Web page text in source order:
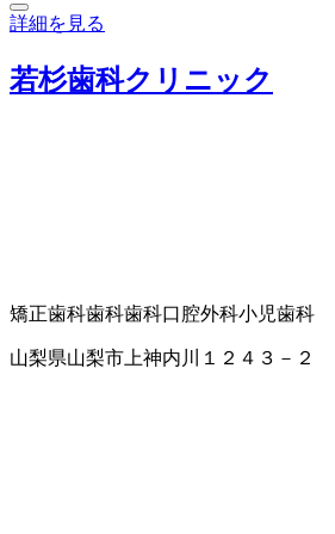
詳細を見る
若杉歯科クリニック
矯正歯科歯科歯科口腔外科小児歯科
山梨県山梨市上神内川１２４３－２